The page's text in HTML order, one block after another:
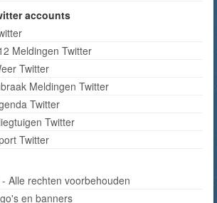
accounts
Meldingen Twitter
Twitter
Meldingen Twitter
Twitter
Twitter
Twitter
Alle rechten voorbehouden
en banners